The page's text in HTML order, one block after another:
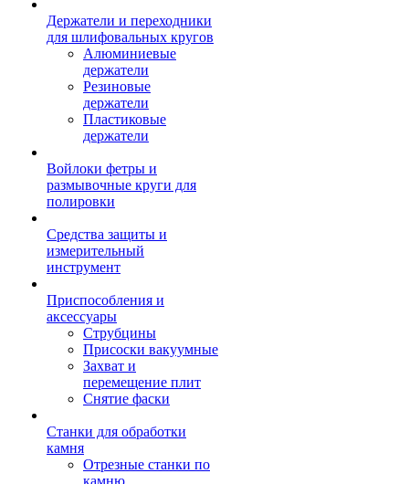
Держатели и переходники
для шлифовальных кругов
Алюминиевые
держатели
Резиновые
держатели
Пластиковые
держатели
Войлоки фетры и
размывочные круги для
полировки
Средства защиты и
измерительный
инструмент
Приспособления и
аксессуары
Струбцины
Присоски вакуумные
Захват и
перемещение плит
Снятие фаски
Станки для обработки
камня
Отрезные станки по
камню